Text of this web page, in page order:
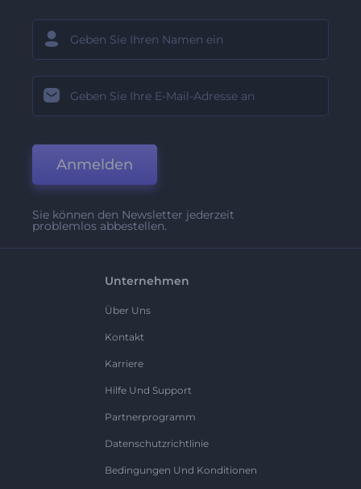
Anmelden
Sie können den Newsletter jederzeit
problemlos abbestellen.
Unternehmen
Über Uns
Kontakt
Karriere
Hilfe Und Support
Partnerprogramm
Datenschutzrichtlinie
Bedingungen Und Konditionen